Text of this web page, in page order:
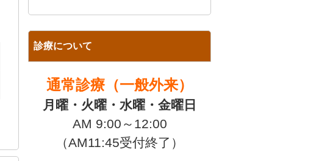
診療について
通常診療（一般外来）
月曜・火曜・水曜・金曜日
AM 9:00～12:00
（AM11:45受付終了）